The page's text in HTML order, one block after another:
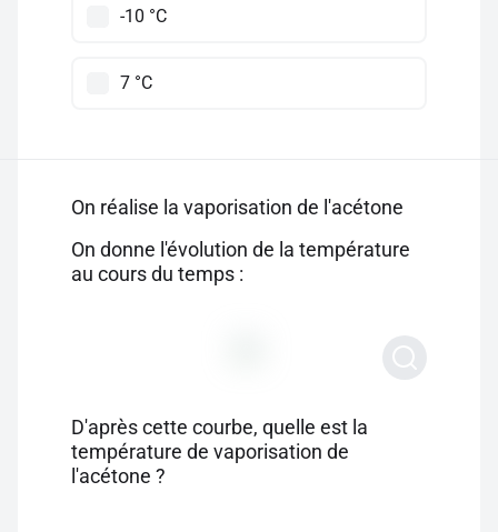
-10 °C
7 °C
On réalise la vaporisation de l'acétone
On donne l'évolution de la température
au cours du temps :
D'après cette courbe, quelle est la
température de vaporisation de
l'acétone ?